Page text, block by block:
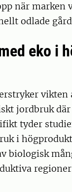
när marken
odlade
eko i
vikten
jordbruk
tyder
i
biologisk